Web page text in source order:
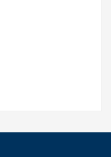
hiện nay. Tụ
máy hàn là loại
loại được thiết
sau: Các xung